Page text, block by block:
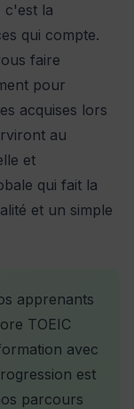
c'est la
qui compte.
faire
pour
acquises lors
au
et
qui fait la
et un simple
apprenants
TOEIC
avec
est
parcours